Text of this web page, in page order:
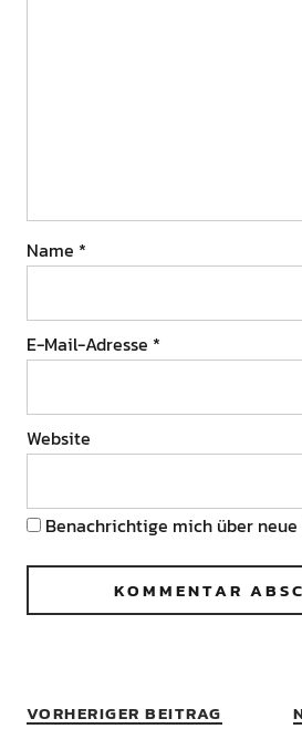
Name *
E-Mail-Adresse *
Website
Benachrichtige mich über
VORHERIGER BEITRAG